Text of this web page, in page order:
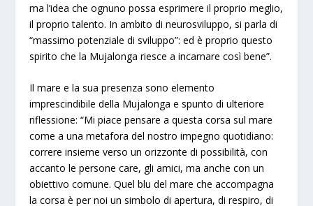
ma l’idea che ognuno possa esprimere il proprio meglio,
il proprio talento. In ambito di neurosviluppo, si parla di
“massimo potenziale di sviluppo”: ed è proprio questo
spirito che la Mujalonga riesce a incarnare così bene”.
Il mare e la sua presenza sono elemento
imprescindibile della Mujalonga e spunto di ulteriore
riflessione: “Mi piace pensare a questa corsa sul mare
come a una metafora del nostro impegno quotidiano:
correre insieme verso un orizzonte di possibilità, con
accanto le persone care, gli amici, ma anche con un
obiettivo comune. Quel blu del mare che accompagna
la corsa è per noi un simbolo di apertura, di respiro, di